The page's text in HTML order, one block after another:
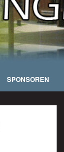
SPONSOREN